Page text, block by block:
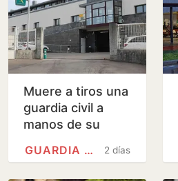
Muere a tiros una
guardia civil a
manos de su
cuartel de Llanes
2 días
GUARDIA CIVIL